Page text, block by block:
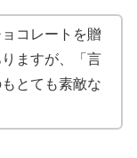
コレートを贈
ますが、「言
とても素敵な